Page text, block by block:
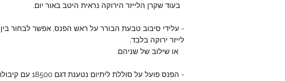
בעוד שקרן הלייזר הירוקה נראית היטב באור יום.
- עלידי סיבוב טבעת הבורר על ראש הפנס, אפשר לבחור בין
לייזר ירוקה בלבד,
או שילוב של שניהם.
- הפנס פועל על סוללת ליתיום נטענת דגם 18500 עם קיבולת של 2040 מא"ש,